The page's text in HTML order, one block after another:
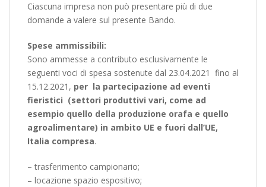
Ciascuna impresa non può presentare più di due
domande a valere sul presente Bando.
Spese ammissibili:
Sono ammesse a contributo esclusivamente le
seguenti voci di spesa sostenute dal 23.04.2021 fino al
15.12.2021, per la partecipazione ad eventi
fieristici (settori produttivi vari, come ad
esempio quello della produzione orafa e quello
agroalimentare) in ambito UE e fuori dall’UE,
Italia compresa.
– trasferimento campionario;
– locazione spazio espositivo;